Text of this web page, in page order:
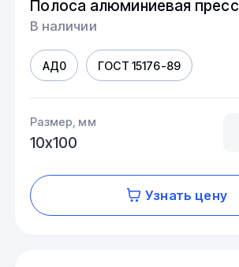
Полоса алюминиевая
В наличии
АД0 ГОСТ 15176-89
Размер, мм
10х100
Узнать цену